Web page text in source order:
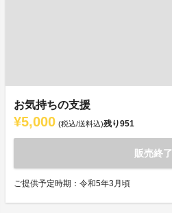
お気持ちの支援
¥5,000 (税込/送料込)残り951
販売終了
ご提供予定時期：令和5年3月頃